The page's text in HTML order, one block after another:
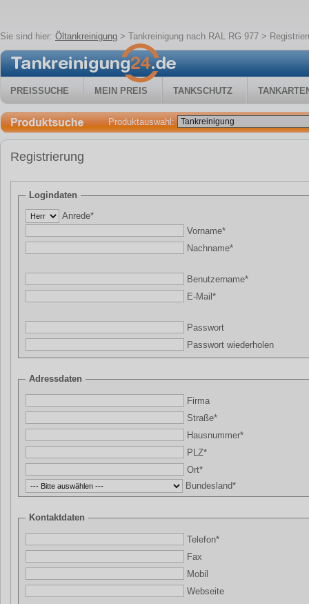
Sie sind hier: Öltankreinigung > Tankreinigung nach RAL RG 977 >
PREISSUCHE MEIN PREIS TANKSCHUTZ
Produktauswahl:
Registrierung
Logindaten
Anrede*
Vorname*
Nachname*
Benutzername*
E-Mail*
Passwort
Passwort wiederholen
Adressdaten
Firma
Straße*
Hausnummer*
PLZ*
Ort*
Bundesland*
Kontaktdaten
Telefon*
Fax
Mobil
Webseite